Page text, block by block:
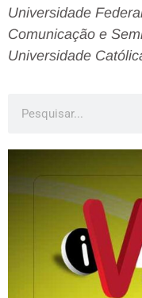
Universidade
Comunicação e
Universidade